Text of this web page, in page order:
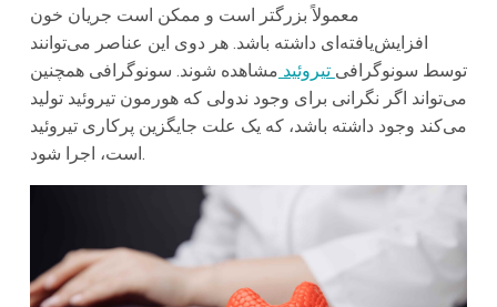
معمولاً بزرگتر است و ممکن است جریان خون
افزایش‌یافته‌ای داشته باشد. هر دوی این عناصر می‌توانند
توسط سونوگرافی تیروئید مشاهده شوند. سونوگرافی همچنین
می‌تواند اگر نگرانی برای وجود ندولی که هورمون تیروئید تولید
می‌کند وجود داشته باشد، که یک علت جایگزین پرکاری تیروئید
است، اجرا شود.